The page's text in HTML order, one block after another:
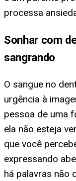
processa
Sonhar com
sangrando
O sangue no
urgência à
pessoa de uma
ela não esteja
que você
expressando
há palavras não